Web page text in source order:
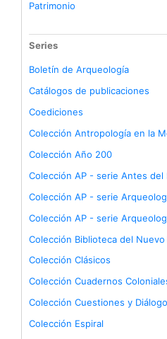
Patrimonio
Series
Boletín de Arqueología
Catálogos de publicaciones
Coediciones
Colección Antropología en la
Colección Año 200
Colección AP - serie Antes del
Colección AP - serie
Colección AP - serie
Colección Biblioteca del
Colección Clásicos
Colección Cuadernos
Colección Cuestiones y
Colección Espiral